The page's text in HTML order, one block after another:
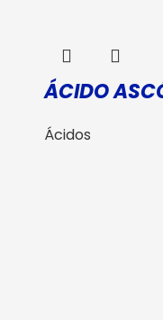
ÁCIDO
Ácidos